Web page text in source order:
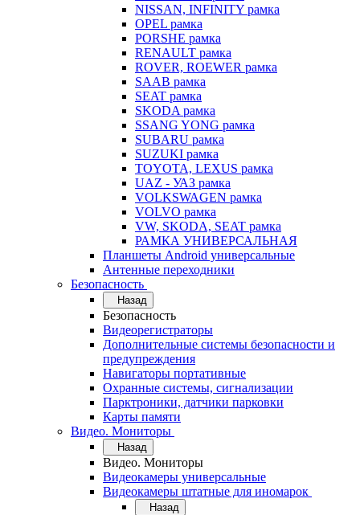
NISSAN, INFINITY рамка
OPEL рамка
PORSHE рамка
RENAULT рамка
ROVER, ROEWER рамка
SAAB рамка
SEAT рамка
SKODA рамка
SSANG YONG рамка
SUBARU рамка
SUZUKI рамка
TOYOTA, LEXUS рамка
UAZ - УАЗ рамка
VOLKSWAGEN рамка
VOLVO рамка
VW, SKODA, SEAT рамка
РАМКА УНИВЕРСАЛЬНАЯ
Планшеты Android универсальные
Антенные переходники
Безопасность
Назад
Безопасность
Видеорегистраторы
Дополнительные системы безопасности и
предупреждения
Навигаторы портативные
Охранные системы, сигнализации
Парктроники, датчики парковки
Карты памяти
Видео. Мониторы
Назад
Видео. Мониторы
Видеокамеры универсальные
Видеокамеры штатные для иномарок
Назад